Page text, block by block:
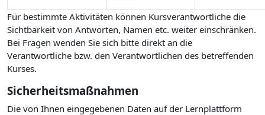
Für bestimmte Aktivitäten können Kursverantwortliche die
Sichtbarkeit von Antworten, Namen etc. weiter einschränken.
Bei Fragen wenden Sie sich bitte direkt an die
Verantwortliche bzw. den Verantwortlichen des betreffenden
Kurses.
Sicherheitsmaßnahmen
Die von Ihnen eingegebenen Daten auf der Lernplattform